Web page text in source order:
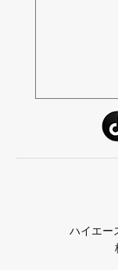
ハイエー